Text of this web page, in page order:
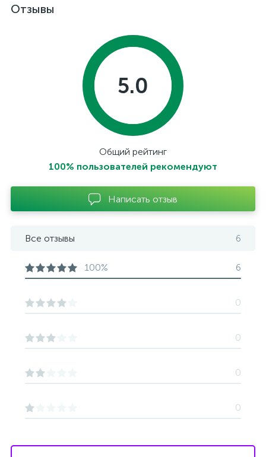
Отзывы
5.0
Общий рейтинг
100% пользователей рекомендуют
Написать отзыв
Все отзывы 6
100% 6
0
0
0
0